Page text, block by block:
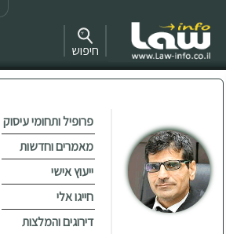
חיפוש
פרופיל ותחומי עיסוק
מאמרים וחדשות
ייעוץ אישי
חייגו אלי
דירוגים והמלצות